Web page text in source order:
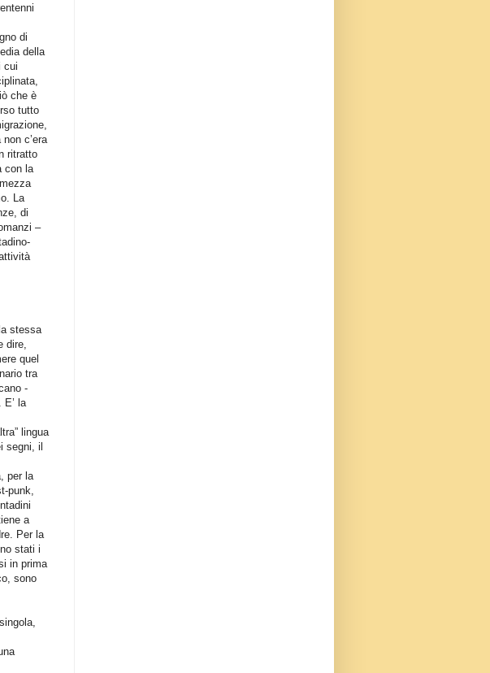
di
della
cui
che è
tutto
c’era
ritratto
con la
La
di
–
stessa
dire,
quel
tra
-
la
lingua
segni, il
per la
punk,
a
Per la
stati i
in prima
sono